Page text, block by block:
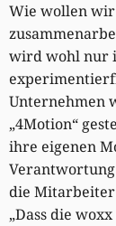
Wie wollen wir
wird wohl nur
Unternehmen
„4Motion“
ihre eigenen
die
„Dass die